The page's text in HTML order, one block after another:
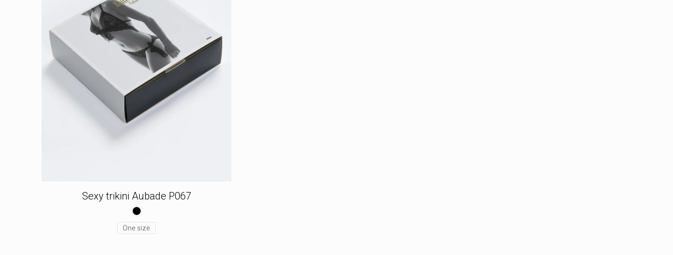
Sexy trikini Aubade P067
One size